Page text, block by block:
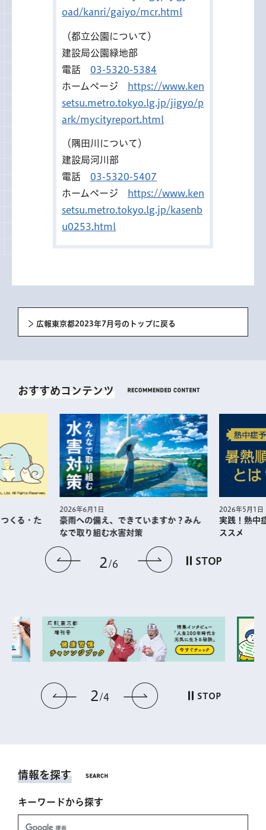
oad/kanri/gaiyo/mcr.html
（都立公園について）
建設局公園緑地部
電話 03-5320-5384
ホームページ
https://www.ken
setsu.metro.tokyo.lg.jp/jigyo/p
ark/mycityreport.html
（隅田川について）
建設局河川部
電話 03-5320-5407
ホームページ
https://www.ken
setsu.metro.tokyo.lg.jp/kasenb
u0253.html
広報東京都2023年7月号のトップに戻る
おすすめコンテンツ
前のスライドを表示
2 6 次のスライドを
STOP
くる・た
2026年6月1日
豪雨への備え、できていますか？みん
なで取り組む水害対策
2026年5月1日
実践！熱中
ススメ
前のスライドを表示
2 4 次のスライドを表
STOP
情報を探す
キーワードから探す